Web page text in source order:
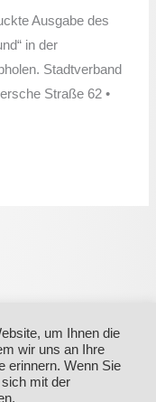
Ausgabe des
in der
Stadtverband
Straße 62 •
um Ihnen die
wir uns an Ihre
erinnern. Wenn Sie
mit der